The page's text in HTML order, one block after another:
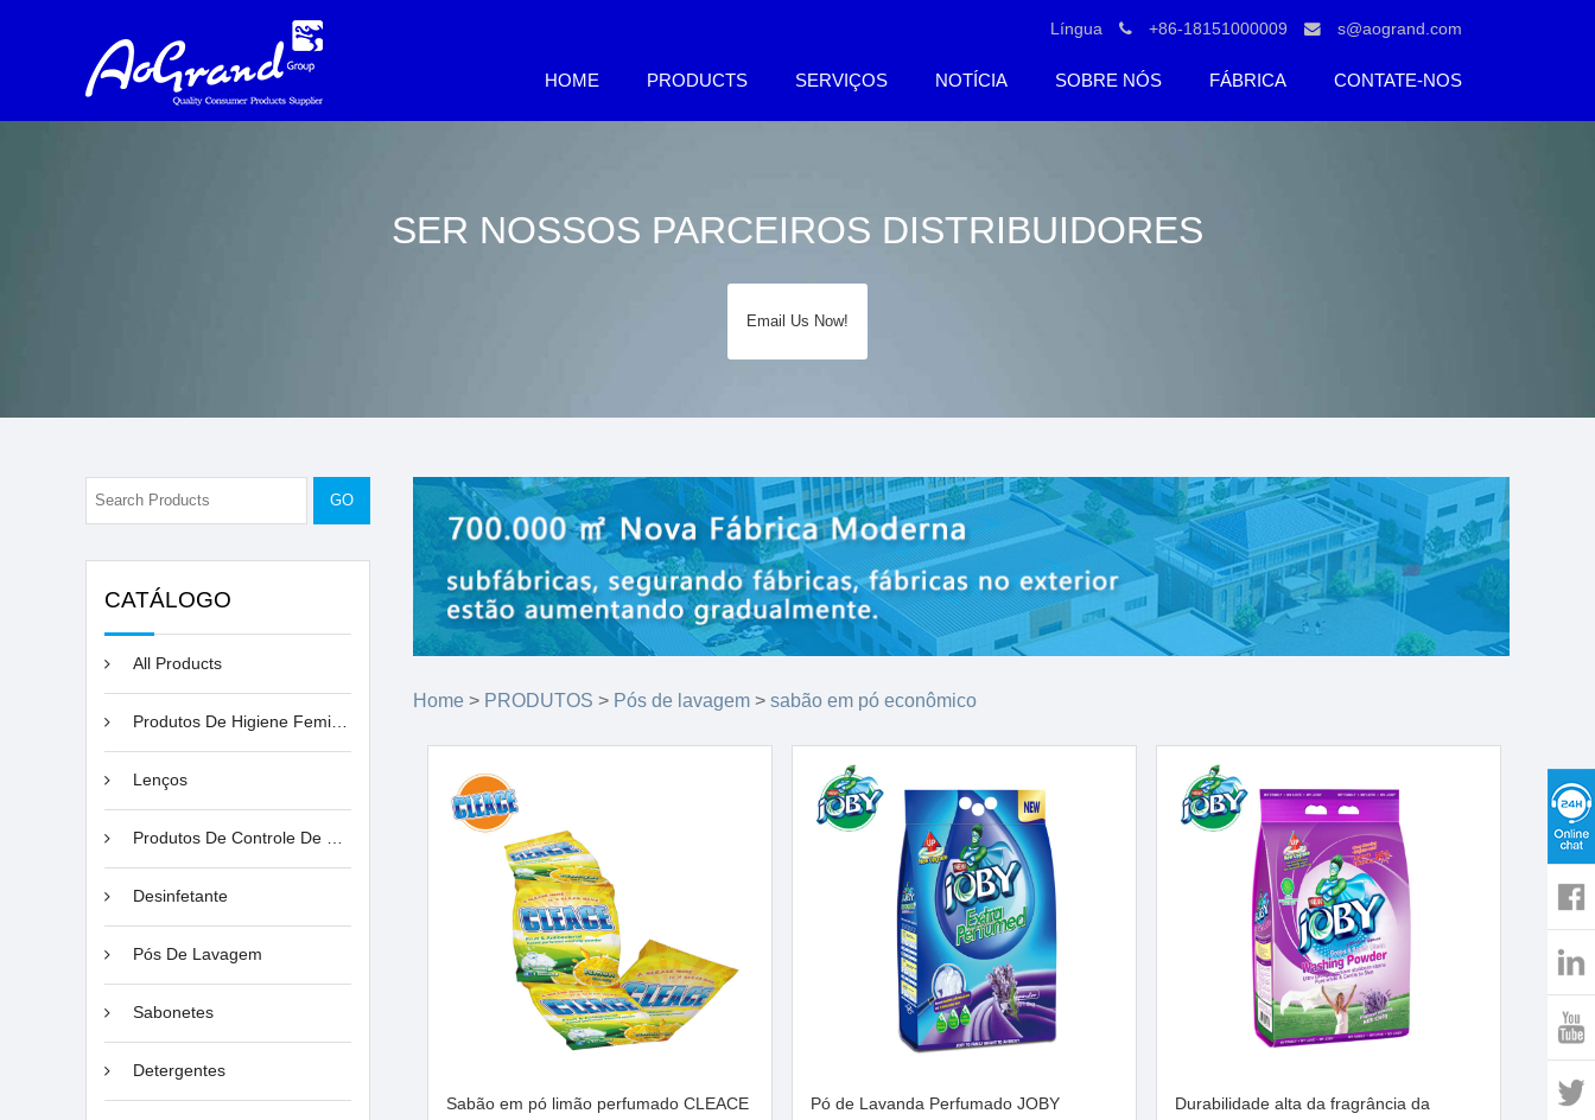
Língua +86-18151000009 s@aogrand.com
HOME PRODUCTS SERVIÇOS NOTÍCIA SOBRE NÓS FÁBRICA CONTATE-NOS
SER NOSSOS PARCEIROS DISTRIBUIDORES
Email Us Now!
GO
CATÁLOGO
All Products
Produtos De Higiene Feminina
Lenços
Produtos De Controle De Pragas
Desinfetante
Pós De Lavagem
Sabonetes
Detergentes
Home > PRODUTOS > Pós de lavagem > sabão em pó econômico
Sabão em pó limão perfumado CLEACE Pó de Lavanda Perfumado JOBY
Durabilidade alta da fragrância da